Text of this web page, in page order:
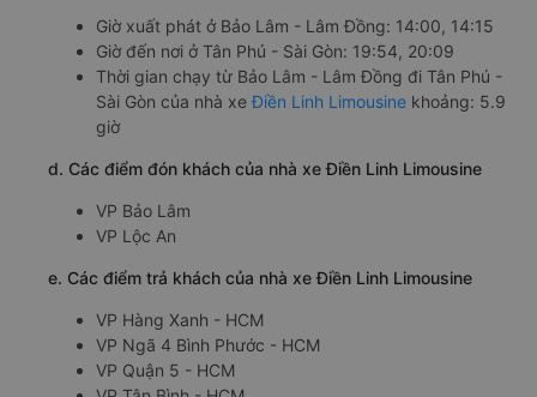
c. Lộ trình, giờ khởi hành và giờ kết thúc của xe khách
Giờ xuất phát ở Bảo Lâm - Lâm Đồng: 14:00, 14:15
Giờ đến nơi ở Tân Phú - Sài Gòn: 19:54, 20:09
Thời gian chạy từ Bảo Lâm - Lâm Đồng đi Tân Phú -